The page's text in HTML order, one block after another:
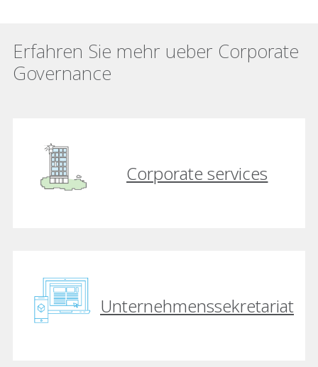
Erfahren Sie mehr ueber Corporate
Governance
Corporate services
Unternehmenssekretariat